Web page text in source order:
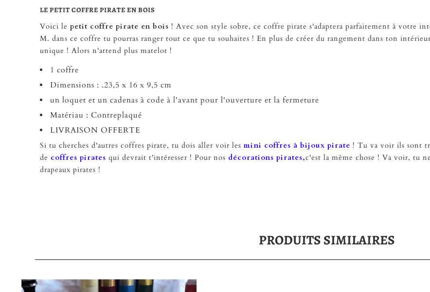
LE PETIT COFFRE PIRATE EN BOIS
Voici le petit coffre pirate en bois ! Avec son style sobre, ce coffre pirate s'adaptera parfaitement à votre
M. dans ce coffre tu pourras ranger tout ce que tu souhaites ! En plus de créer du rangement dans ton
unique ! Alors n'attend plus matelot !
1 coffre
Dimensions : .23,5 x 16 x 9,5 cm
un loquet et un cadenas à code à l'avant pour l'ouverture et la fermeture
Matériau : Contreplaqué
LIVRAISON OFFERTE
Si tu cherches d'autres coffres pirate, tu dois aller voir les mini coffres à bijoux pirate ! Tu va voir ils sont
de coffres pirates qui devrait t'intéresser ! Pour nos décorations pirates,c'est la même chose ! Va voir, tu
drapeaux pirates !
PRODUITS SIMILAIRES